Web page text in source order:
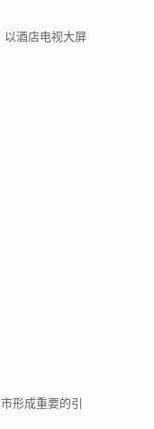
以酒店电视大屏
形成重要的引